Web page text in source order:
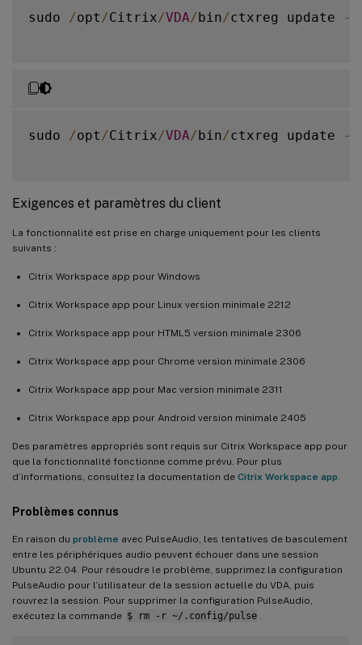
sudo /opt /Citrix/VDA/bin/ctxreg update -
sudo /opt /Citrix/VDA/bin/ctxreg update -
Exigences et paramètres du client
La fonctionnalité est prise en charge uniquement pour les clients
suivants :
Citrix Workspace app pour Windows
Citrix Workspace app pour Linux version minimale 2212
Citrix Workspace app pour HTML5 version minimale 2306
Citrix Workspace app pour Chrome version minimale 2306
Citrix Workspace app pour Mac version minimale 2311
Citrix Workspace app pour Android version minimale 2405
Des paramètres appropriés sont requis sur Citrix Workspace app pour
que la fonctionnalité fonctionne comme prévu. Pour plus
d’informations, consultez la documentation de Citrix Workspace app
Problèmes connus
En raison du problème avec PulseAudio, les tentatives de basculement
entre les périphériques audio peuvent échouer dans une session
Ubuntu 22.04. Pour résoudre le problème, supprimez la configuration
PulseAudio pour l’utilisateur de la session actuelle du VDA, puis
rouvrez la session. Pour supprimer la configuration PulseAudio,
exécutez la commande $ rm -r ~/.config/pulse